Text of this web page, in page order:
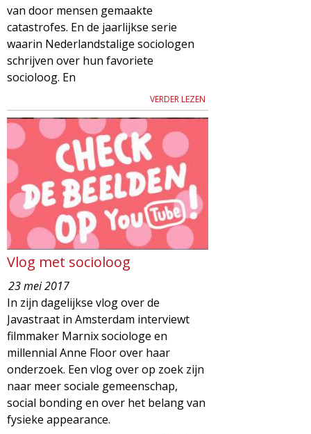
van door mensen gemaakte
catastrofes. En de jaarlijkse serie
waarin Nederlandstalige sociologen
schrijven over hun favoriete
socioloog. En
VERDER LEZEN
Vlog met socioloog
23 mei 2017
In zijn dagelijkse vlog over de
Javastraat in Amsterdam interviewt
filmmaker Marnix sociologe en
millennial Anne Floor over haar
onderzoek. Een vlog over op zoek zijn
naar meer sociale gemeenschap,
social bonding en over het belang van
fysieke appearance.